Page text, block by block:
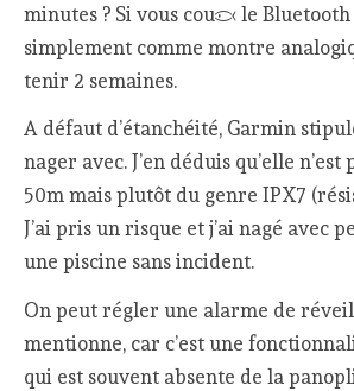
minutes ? Si vous coupez le
simplement comme montre
tenir 2 semaines.
A défaut d’étanchéité, Garmin
nager avec. J’en déduis qu’elle n’est
50m mais plutôt du genre IPX7
J’ai pris un risque et j’ai nagé avec
une piscine sans incident.
On peut régler une alarme de réveil
mentionne, car c’est une
qui est souvent absente de la